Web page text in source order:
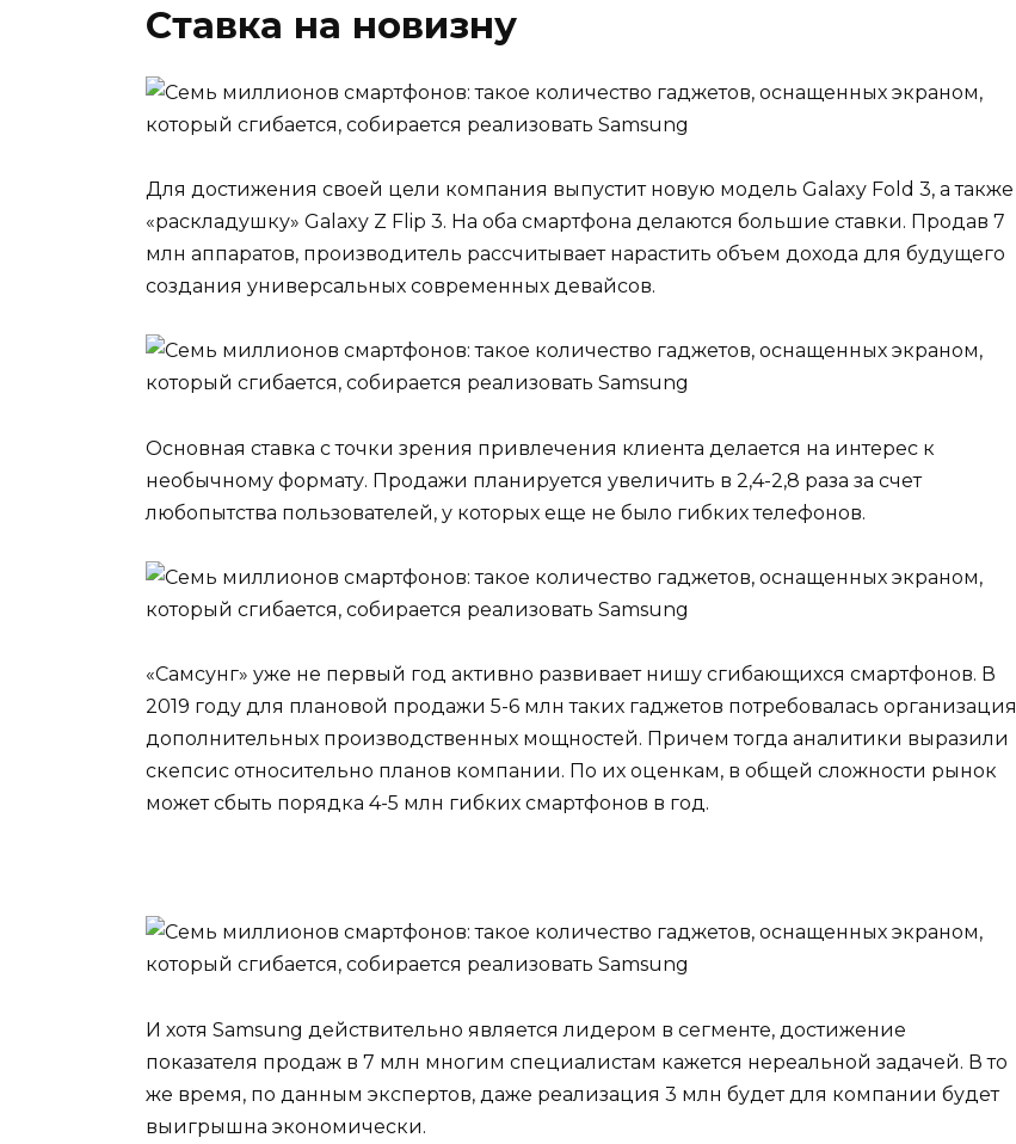
Ставка на новизну
Для достижения своей цели компания выпустит новую модель Galaxy Fold 3, а также
«раскладушку» Galaxy Z Flip 3. На оба смартфона делаются большие ставки. Продав 7
млн аппаратов, производитель рассчитывает нарастить объем дохода для будущего
создания универсальных современных девайсов.
Основная ставка с точки зрения привлечения клиента делается на интерес к
необычному формату. Продажи планируется увеличить в 2,4-2,8 раза за счет
любопытства пользователей, у которых еще не было гибких телефонов.
«Самсунг» уже не первый год активно развивает нишу сгибающихся смартфонов. В
2019 году для плановой продажи 5-6 млн таких гаджетов потребовалась организация
дополнительных производственных мощностей. Причем тогда аналитики выразили
скепсис относительно планов компании. По их оценкам, в общей сложности рынок
может сбыть порядка 4-5 млн гибких смартфонов в год.
И хотя Samsung действительно является лидером в сегменте, достижение
показателя продаж в 7 млн многим специалистам кажется нереальной задачей. В то
же время, по данным экспертов, даже реализация 3 млн будет для компании будет
выигрышна экономически.